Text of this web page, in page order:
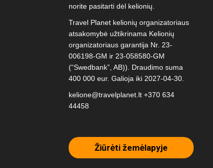
norite pasitarti dėl kelionių.
Travel Planet kelionių organizatoriaus
atsakomybė užtikrinama Kelionių
organizatoriaus garantija Nr. 23-
006198-GM ir 23-058580-GM
(“Swedbank”, AB)). Draudimo suma
400 000 eur. Galioja iki 2027-04-30.
kelione@travelplanet.lt +370 634
44458
Žiūrėti žemėlapyje